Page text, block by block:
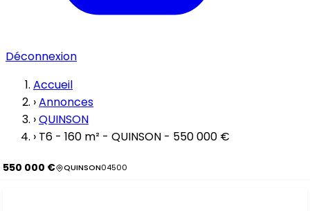
Déconnexion
Accueil
›Annonces
›QUINSON
› T6 - 160 m² - QUINSON - 550 000 €
550 000 € QUINSON04500